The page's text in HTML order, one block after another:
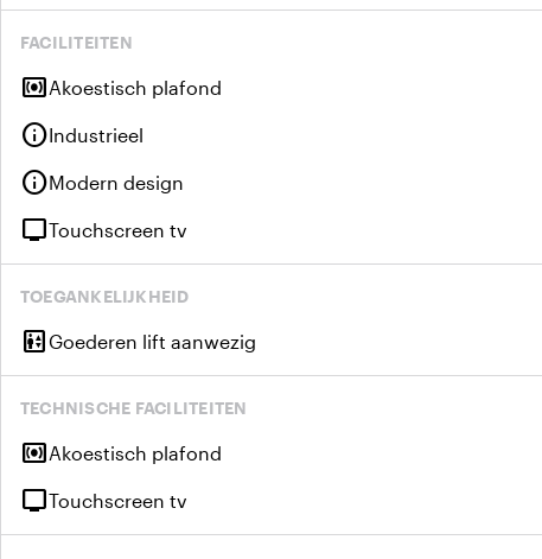
FACILITEITEN
surround_soundAkoestisch plafond
infoIndustrieel
infoModern design
tvTouchscreen tv
TOEGANKELIJKHEID
elevatorGoederen lift aanwezig
TECHNISCHE FACILITEITEN
surround_soundAkoestisch plafond
tvTouchscreen tv